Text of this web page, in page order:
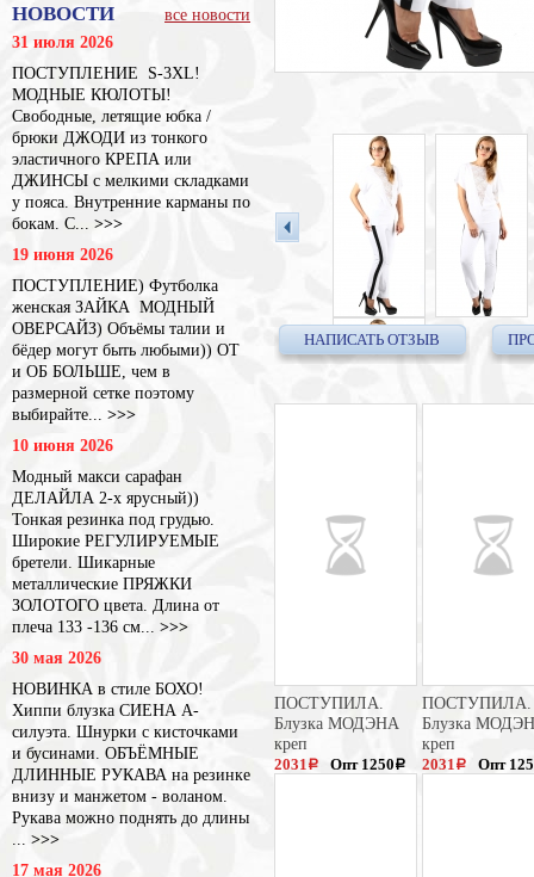
НОВОСТИ
все новости
31 июля 2026
ПОСТУПЛЕНИЕ S-3XL!
МОДНЫЕ КЮЛОТЫ!
Свободные, летящие юбка /
брюки ДЖОДИ из тонкого
эластичного КРЕПА или
ДЖИНСЫ с мелкими складками
у пояса. Внутренние карманы по
бокам. С... >>>
19 июня 2026
ПОСТУПЛЕНИЕ) Футболка
женская ЗАЙКА МОДНЫЙ
ОВЕРСАЙЗ) Объёмы талии и
бёдер могут быть любыми)) ОТ
и ОБ БОЛЬШЕ, чем в
размерной сетке поэтому
выбирайте... >>>
10 июня 2026
Модный макси сарафан
ДЕЛАЙЛА 2-х ярусный))
Тонкая резинка под грудью.
Широкие РЕГУЛИРУЕМЫЕ
бретели. Шикарные
металлические ПРЯЖКИ
ЗОЛОТОГО цвета. Длина от
плеча 133 -136 см... >>>
30 мая 2026
НОВИНКА в стиле БОХО!
Хиппи блузка СИЕНА А-
силуэта. Шнурки с кисточками
и бусинами. ОБЪЁМНЫЕ
ДЛИННЫЕ РУКАВА на резинке
внизу и манжетом - воланом.
Рукава можно поднять до длины
... >>>
17 мая 2026
НАПИСАТЬ ОТЗЫВ
ПОСТУПИЛА.
Блузка МОДЭНА
креп
2031 a Опт 1250 a
ПОСТУПИЛА.
Блузка
креп
2031 a Опт